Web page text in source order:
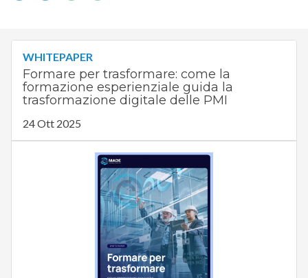
WHITEPAPER
Formare per trasformare: come la
formazione esperienziale guida la
trasformazione digitale delle PMI
24 Ott 2025